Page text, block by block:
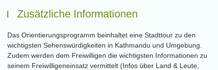
Zusätzliche Informationen
Das Orientierungsprogramm beinhaltet eine Stadttour zu den
wichtigsten Sehenswürdigkeiten in Kathmandu und Umgebung.
Zudem werden dem Freiwilligen die wichtigsten Informationen zu
seinem Freiwilligeneinsatz vermittelt (Infos über Land & Leute,